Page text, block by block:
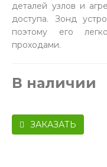
деталей узлов и
доступа. Зонд
поэтому его
проходами.
В наличии
ЗАКАЗАТЬ